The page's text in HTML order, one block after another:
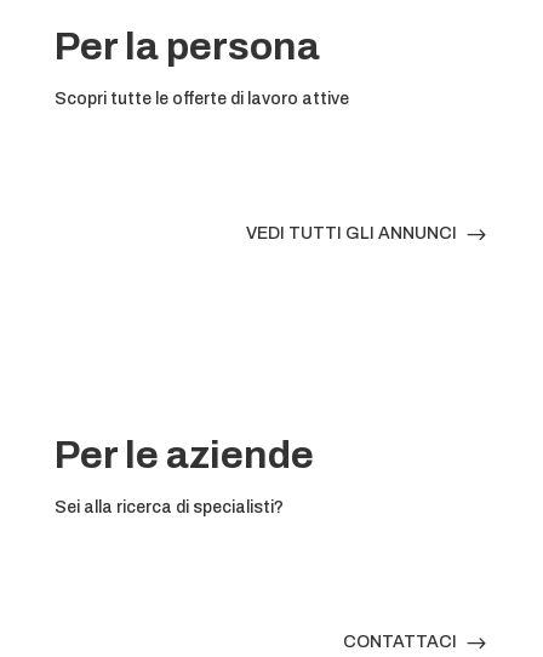
Per la persona
Scopri tutte le offerte di lavoro attive
VEDI TUTTI GLI ANNUNCI $
Per le aziende
Sei alla ricerca di specialisti?
CONTATTACI $